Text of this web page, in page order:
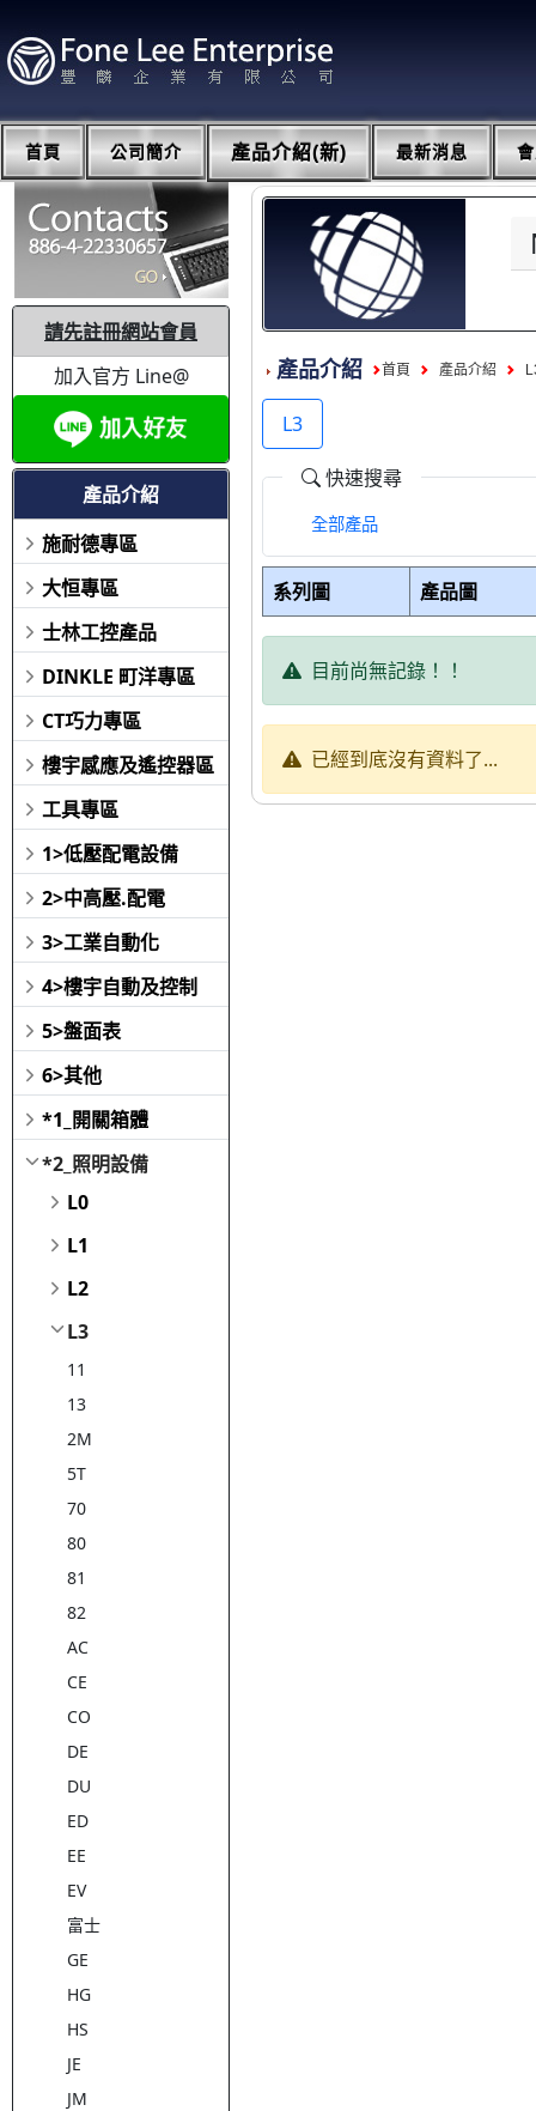
首頁 公司簡介 產品介紹(新) 最新消息
請先註冊網站會員
加入官方 Line@
產品介紹
施耐德專區
大恒專區
士林工控產品
DINKLE 町洋專區
CT巧力專區
樓宇感應及遙控器區
工具專區
1>低壓配電設備
2>中高壓.配電
3>工業自動化
4>樓宇自動及控制
5>盤面表
6>其他
*1_開關箱體
*2_照明設備
L0
L1
L2
L3
11
13
2M
5T
70
80
81
82
AC
CE
CO
DE
DU
ED
EE
EV
富士
GE
HG
HS
JE
JM
產品介紹 首頁 產品介紹
L3
快速搜尋
全部產品
系列圖 產品圖
目前尚無記錄！！
已經到底沒有資料了...